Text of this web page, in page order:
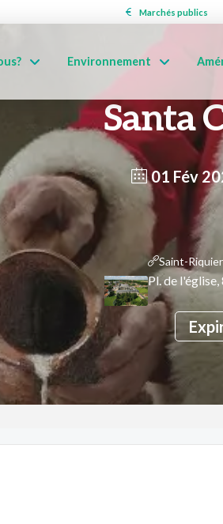
Marchés publics
Environnement
Santa
01 Fév
Saint-
Pl. de